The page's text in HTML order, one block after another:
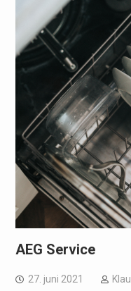
AEG Service
27. juni 2021